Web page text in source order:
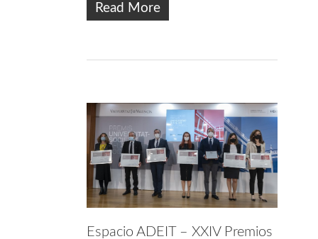
Read More
Espacio ADEIT – XXIV Premios